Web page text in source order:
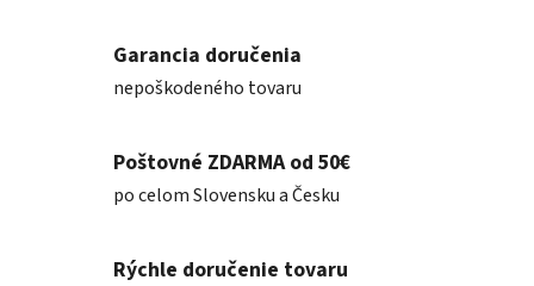
Garancia doručenia
nepoškodeného tovaru
Poštovné ZDARMA od 50€
po celom Slovensku a Česku
Rýchle doručenie tovaru